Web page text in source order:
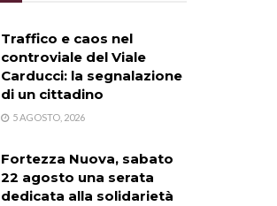
Traffico e caos nel
controviale del Viale
Carducci: la segnalazione
di un cittadino
5 AGOSTO, 2026
Fortezza Nuova, sabato
22 agosto una serata
dedicata alla solidarietà